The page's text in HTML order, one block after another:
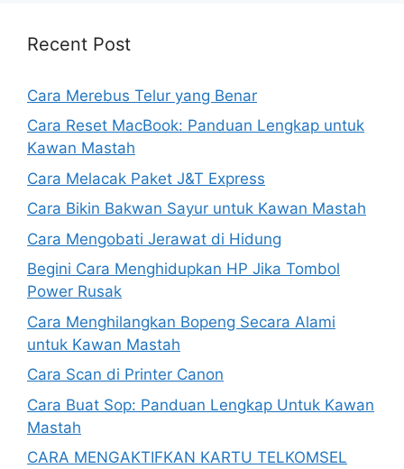
Recent Post
Cara Merebus Telur yang Benar
Cara Reset MacBook: Panduan Lengkap untuk
Kawan Mastah
Cara Melacak Paket J&T Express
Cara Bikin Bakwan Sayur untuk Kawan Mastah
Cara Mengobati Jerawat di Hidung
Begini Cara Menghidupkan HP Jika Tombol
Power Rusak
Cara Menghilangkan Bopeng Secara Alami
untuk Kawan Mastah
Cara Scan di Printer Canon
Cara Buat Sop: Panduan Lengkap Untuk Kawan
Mastah
CARA MENGAKTIFKAN KARTU TELKOMSEL